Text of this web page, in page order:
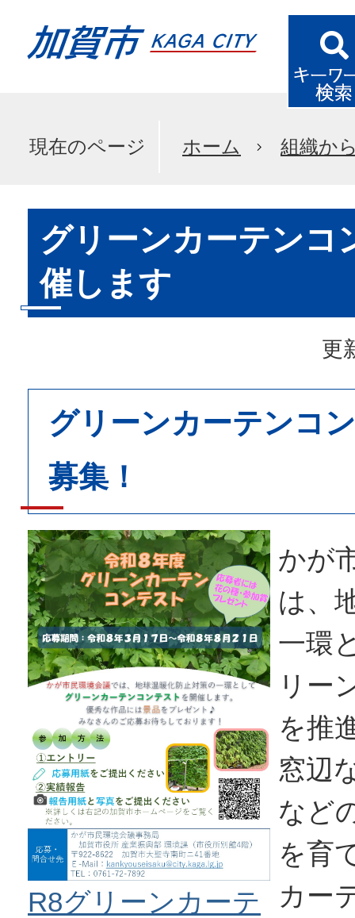
現在のページ ホーム 組織か
グリーンカーテンコ
催します
更
グリーンカーテンコ
募集！
R8グリーンカーテ
かが
は、
一環
リー
を推
窓辺
など
を育
カー